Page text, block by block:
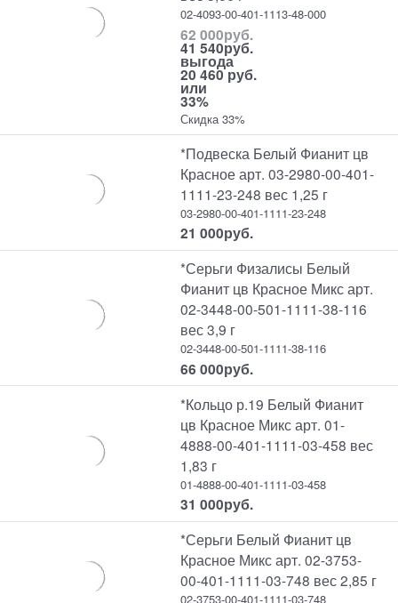
02-4093-00-401-1113-48-000
62 000руб.
41 540руб.
выгода
20 460 руб.
или
33%
Скидка 33%
*Подвеска Белый Фианит цв
Красное арт. 03-2980-00-401-
1111-23-248 вес 1,25 г
03-2980-00-401-1111-23-248
21 000руб.
*Серьги Физалисы Белый
Фианит цв Красное Микс арт.
02-3448-00-501-1111-38-116
вес 3,9 г
02-3448-00-501-1111-38-116
66 000руб.
*Кольцо р.19 Белый Фианит
цв Красное Микс арт. 01-
4888-00-401-1111-03-458 вес
1,83 г
01-4888-00-401-1111-03-458
31 000руб.
*Серьги Белый Фианит цв
Красное Микс арт. 02-3753-
00-401-1111-03-748 вес 2,85 г
02-3753-00-401-1111-03-748